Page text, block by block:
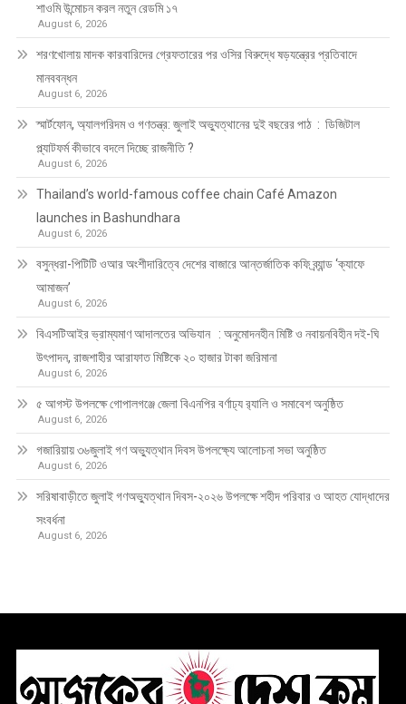
শাওমি উন্মোচন করল নতুন রেডমি ১৭
August 6, 2026
শরণখোলায় মাদক কারবারিদের গ্রেফতারের পর ওসির বিরুদ্ধে ষড়যন্ত্রের প্রতিবাদে
মানববন্ধন
August 6, 2026
স্মার্টফোন, অ্যালগরিদম ও গণতন্ত্র: জুলাই অভ্যুত্থানের দুই বছরের পাঠ : ডিজিটাল
প্ল্যাটফর্ম কীভাবে বদলে দিচ্ছে রাজনীতি ?
August 6, 2026
Thailand’s world-famous coffee chain Café Amazon
launches in Bashundhara
August 6, 2026
বসুন্ধরা-পিটিটি ওআর অংশীদারিত্বে দেশের বাজারে আন্তর্জাতিক কফি ব্র্যান্ড ‘ক্যাফে
আমাজন’
August 6, 2026
বিএসটিআইর ভ্রাম্যমাণ আদালতের অভিযান : অনুমোদনহীন মিষ্টি ও নবায়নবিহীন দই-ঘি
উৎপাদন, রাজশাহীর আরাফাত মিষ্টিকে ২০ হাজার টাকা জরিমানা
August 6, 2026
৫ আগস্ট উপলক্ষে গোপালগঞ্জে জেলা বিএনপির বর্ণাঢ্য র‍্যালি ও সমাবেশ অনুষ্ঠিত
August 6, 2026
গজারিয়ায় ৩৬জুলাই গণ অভ্যুত্থান দিবস উপলক্ষ্যে আলোচনা সভা অনুষ্ঠিত
August 6, 2026
সরিষাবাড়ীতে জুলাই গণঅভ্যুত্থান দিবস-২০২৬ উপলক্ষে শহীদ পরিবার ও আহত যোদ্ধাদের
সংবর্ধনা
August 6, 2026